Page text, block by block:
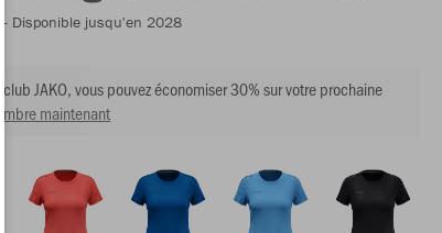
- Disponible jusqu'en 2028
JAKO, vous pouvez économiser 30% sur votre prochaine
maintenant